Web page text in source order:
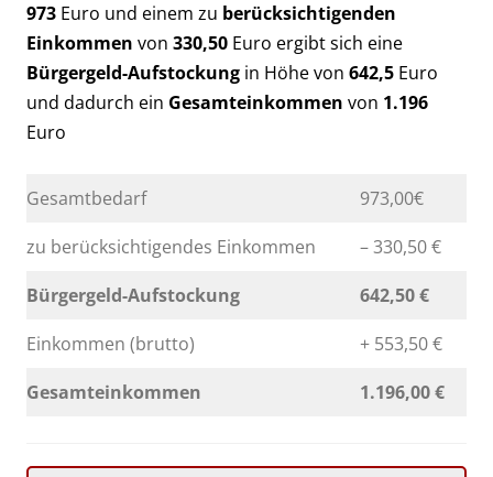
973 Euro und einem zu berücksichtigenden
Einkommen von 330,50 Euro ergibt sich eine
Bürgergeld-Aufstockung in Höhe von 642,5 Euro
und dadurch ein Gesamteinkommen von 1.196
Euro
Gesamtbedarf
973,00€
zu berücksichtigendes Einkommen
– 330,50 €
Bürgergeld-Aufstockung
642,50 €
Einkommen (brutto)
+ 553,50 €
Gesamteinkommen
1.196,00 €